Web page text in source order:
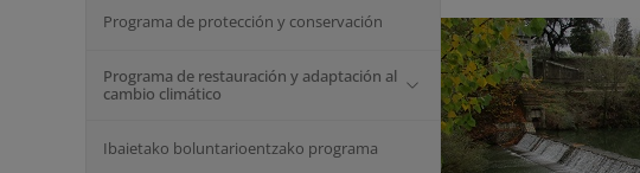
Programa de protección y conservación
Programa de restauración y adaptación al
cambio climático
Ibaietako boluntarioentzako programa